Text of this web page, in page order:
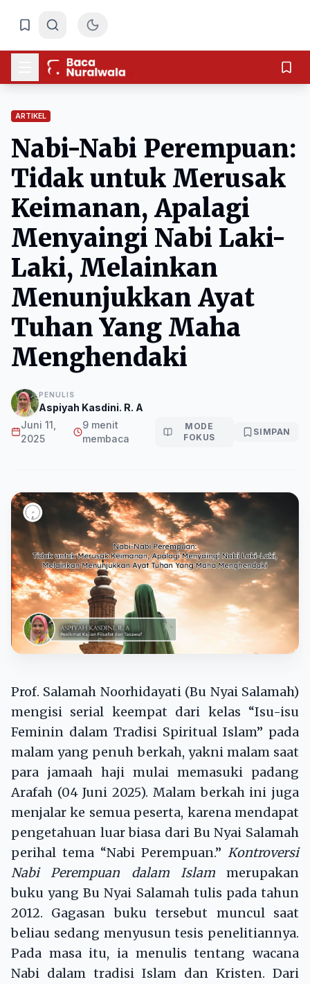
ARTIKEL
Nabi-Nabi Perempuan:
Tidak untuk Merusak
Keimanan, Apalagi
Menyaingi Nabi Laki-
Laki, Melainkan
Menunjukkan Ayat
Tuhan Yang Maha
Menghendaki
PENULIS
Aspiyah Kasdini. R. A
Juni 11,
2025
9 menit
membaca
MODE
FOKUS
SIMPAN
Prof. Salamah Noorhidayati (Bu Nyai Salamah)
mengisi serial keempat dari kelas “Isu-isu
Feminin dalam Tradisi Spiritual Islam” pada
malam yang penuh berkah, yakni malam saat
para jamaah haji mulai memasuki padang
Arafah (04 Juni 2025). Malam berkah ini juga
menjalar ke semua peserta, karena mendapat
pengetahuan luar biasa dari Bu Nyai Salamah
perihal tema “Nabi Perempuan.” Kontroversi
Nabi Perempuan dalam Islam merupakan
buku yang Bu Nyai Salamah tulis pada tahun
2012. Gagasan buku tersebut muncul saat
beliau sedang menyusun tesis penelitiannya.
Pada masa itu, ia menulis tentang wacana
Nabi dalam tradisi Islam dan Kristen. Dari